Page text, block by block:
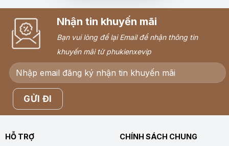
Nhận tin khuyến mãi
Bạn vui lòng để lại Email để nhận thông tin
khuyến mãi từ phukienxevip
HỖ TRỢ
CHÍNH SÁCH CHUNG